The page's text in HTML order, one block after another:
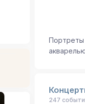
Портреты
247